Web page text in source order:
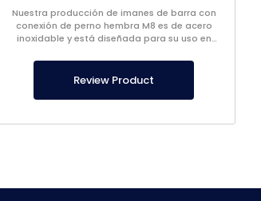
Nuestra producción de imanes de barra con
conexión de perno hembra M8 es de acero
inoxidable y está diseñada para su uso en
Review Product